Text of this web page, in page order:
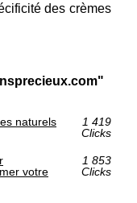
des crèmes
naturels
1 419
Clicks
votre
1 853
Clicks